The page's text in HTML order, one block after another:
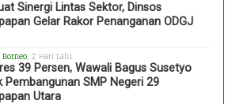
Sinergi Lintas Sektor, Dinsos
Gelar Rakor Penanganan ODGJ
Borneo , 2 Hari Lalu
39 Persen, Wawali Bagus Susetyo
Pembangunan SMP Negeri 29
Utara